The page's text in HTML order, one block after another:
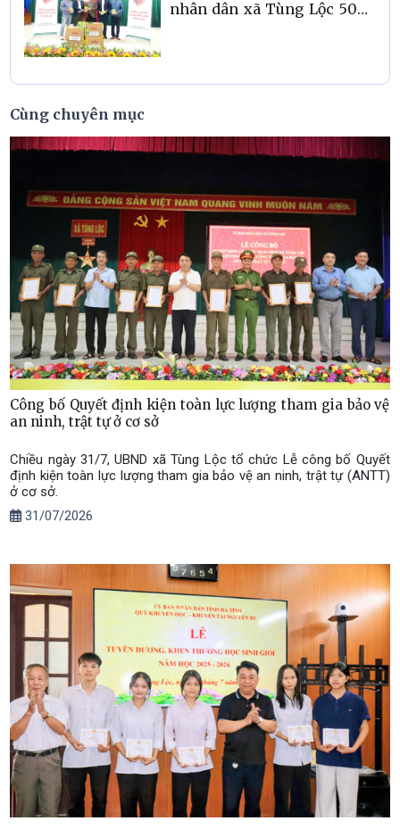
nhân dân xã Tùng Lộc 50kg
Cùng chuyên mục
Công bố Quyết định kiện toàn lực lượng tham gia bảo vệ
an ninh, trật tự ở cơ sở
Chiều ngày 31/7, UBND xã Tùng Lộc tổ chức Lễ công bố Quyết
định kiện toàn lực lượng tham gia bảo vệ an ninh, trật tự (ANTT)
ở cơ sở.
31/07/2026